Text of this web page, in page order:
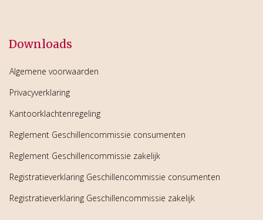
Downloads
Algemene voorwaarden
Privacyverklaring
Kantoorklachtenregeling
Reglement Geschillencommissie consumenten
Reglement Geschillencommissie zakelijk
Registratieverklaring Geschillencommissie consumenten
Registratieverklaring Geschillencommissie zakelijk